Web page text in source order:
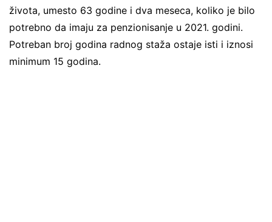
života, umesto 63 godine i dva meseca, koliko je bilo
potrebno da imaju za penzionisanje u 2021. godini.
Potreban broj godina radnog staža ostaje isti i iznosi
minimum 15 godina.